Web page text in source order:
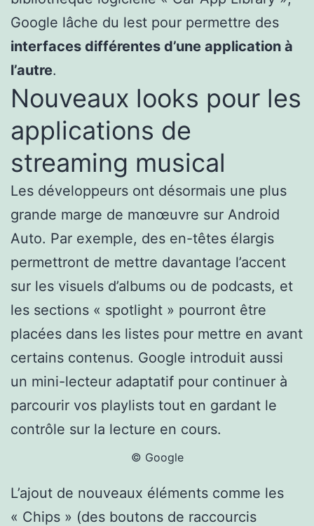
Google lâche du lest pour permettre des
interfaces différentes d’une application à
l’autre.
Nouveaux looks pour les
applications de
streaming musical
Les développeurs ont désormais une plus
grande marge de manœuvre sur Android
Auto. Par exemple, des en-têtes élargis
permettront de mettre davantage l’accent
sur les visuels d’albums ou de podcasts, et
les sections « spotlight » pourront être
placées dans les listes pour mettre en avant
certains contenus. Google introduit aussi
un mini-lecteur adaptatif pour continuer à
parcourir vos playlists tout en gardant le
contrôle sur la lecture en cours.
© Google
L’ajout de nouveaux éléments comme les
« Chips » (des boutons de raccourcis